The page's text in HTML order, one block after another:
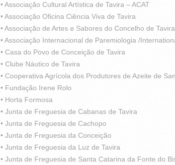
• Associação Cultural Artística de Tavira – ACAT
• Associação Oficina Ciência Viva de Tavira
• Associação de Artes e Sabores do Concelho de
• Associação Internacional de Paremiologia /
• Casa do Povo de Conceição de Tavira
• Clube Náutico de Tavira
• Cooperativa Agrícola dos Produtores de Azeite de
• Fundação Irene Rolo
• Horta Formosa
• Junta de Freguesia de Cabanas de Tavira
• Junta de Freguesia de Cachopo
• Junta de Freguesia da Conceição
• Junta de Freguesia da Luz de Tavira
• Junta de Freguesia de Santa Catarina da Fonte do